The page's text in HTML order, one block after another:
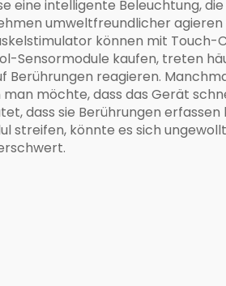
eine intelligente Beleuchtung,
umweltfreundlicher
können mit Touch-
Sensormodule kaufen, treten
Berührungen reagieren.
möchte, dass das Gerät
dass sie Berührungen
streifen, könnte es sich